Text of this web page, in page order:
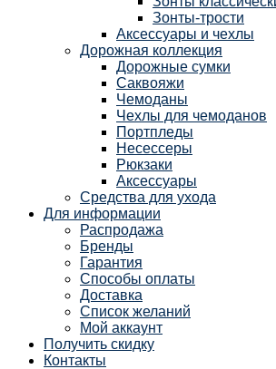
Зонты-трости
Аксессуары и чехлы
Дорожная коллекция
Дорожные сумки
Саквояжи
Чемоданы
Чехлы для чемоданов
Портпледы
Несессеры
Рюкзаки
Аксессуары
Средства для ухода
Для информации
Распродажа
Бренды
Гарантия
Способы оплаты
Доставка
Список желаний
Мой аккаунт
Получить скидку
Контакты